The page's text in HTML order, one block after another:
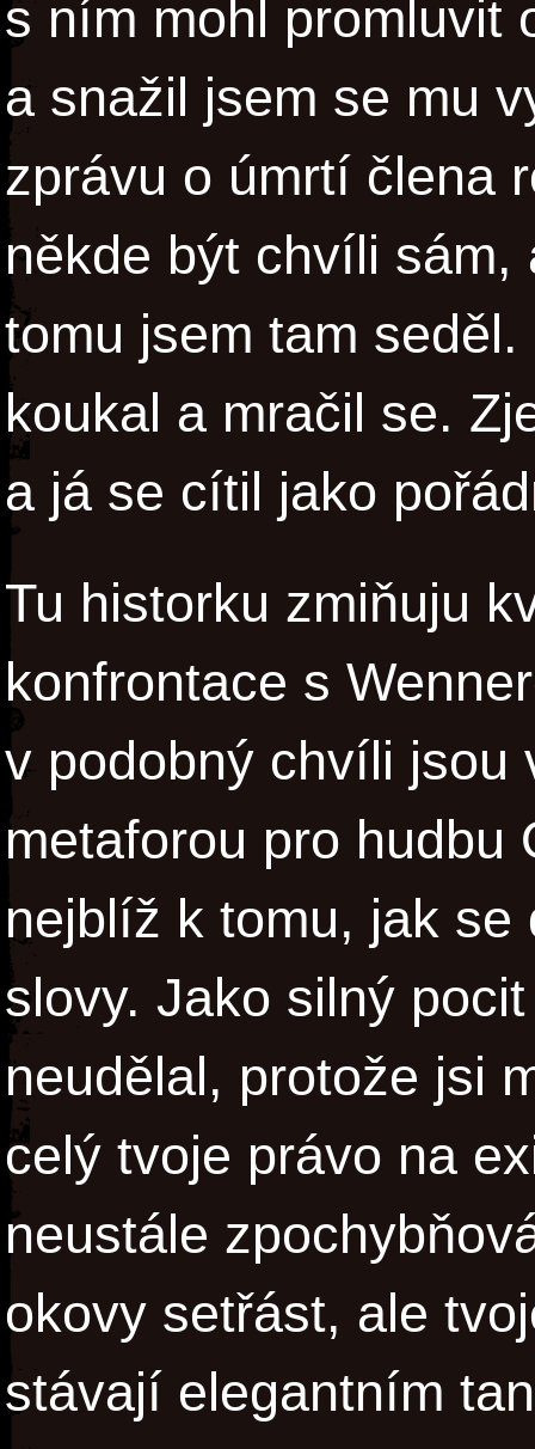
s ním mohl promluvit
a snažil jsem se mu
zprávu o úmrtí člena
někde být chvíli
tomu jsem tam
koukal a mračil se.
a já se cítil jako
Tu historku zmiňuju
konfrontace s
v podobný chvíli jsou
metaforou pro hudbu
nejblíž k tomu, jak se
slovy. Jako silný
neudělal, protože jsi
celý tvoje právo na
neustále
okovy setřást, ale
stávají elegantním